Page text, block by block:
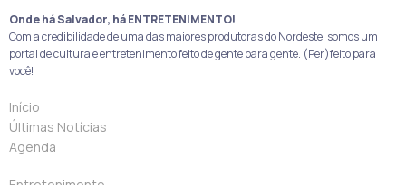
Onde há Salvador, há ENTRETENIMENTO!
Com a credibilidade de uma das maiores produtoras do Nordeste, somos um
portal de cultura e entretenimento feito de gente para gente. (Per)feito para
você!
Início
Últimas Notícias
Agenda